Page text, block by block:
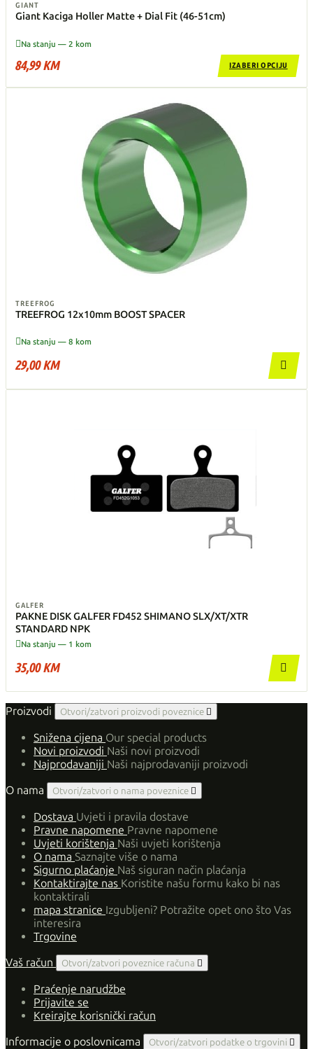
GIANT
Giant Kaciga Holler Matte + Dial Fit (46-51cm)
Na stanju — 2 kom
84,99 KM IZABERI OPCIJU
TREEFROG
TREEFROG 12x10mm BOOST SPACER
Na stanju — 8 kom
29,00 KM 
GALFER
PAKNE DISK GALFER FD452 SHIMANO SLX/XT/XTR
STANDARD NPK
Na stanju — 1 kom
35,00 KM 
Proizvodi Otvori/zatvori proizvodi poveznice 
Snižena cijena Our special products
Novi proizvodi Naši novi proizvodi
Najprodavaniji Naši najprodavaniji proizvodi
O nama
Otvori/zatvori o nama poveznice 
Dostava Uvjeti i pravila dostave
Pravne napomene Pravne napomene
Uvjeti korištenja Naši uvjeti korištenja
O nama Saznajte više o nama
Sigurno plaćanje Naš siguran način plaćanja
Kontaktirajte nas Koristite našu formu kako bi nas
kontaktirali
mapa stranice Izgubljeni? Potražite opet ono što Vas
interesira
Trgovine
Vaš račun
Otvori/zatvori poveznice računa 
Praćenje narudžbe
Prijavite se
Kreirajte korisnički račun
Informacije o poslovnicama
Otvori/zatvori podatke o trgovini 